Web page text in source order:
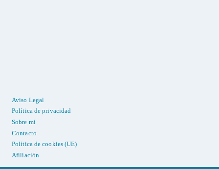
Aviso Legal
Política de privacidad
Sobre mí
Contacto
Política de cookies (UE)
Afiliación